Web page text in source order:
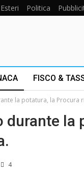
Esteri Politica
FISCO &
la potatura, la Procura
durante la
4